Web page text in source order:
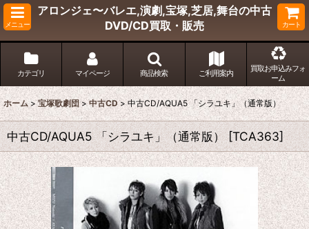
メニュー
アロンジェ〜バレエ,演劇,宝塚,芝居,舞台の中古
DVD/CD買取・販売
カート
カテゴリ マイページ 商品検索 ご利用案内
買取お申込みフォ
ーム
ホーム > 宝塚歌劇団 > 中古CD > 中古CD/AQUA5 「シラユキ」（通常版）
中古CD/AQUA5 「シラユキ」（通常版） [TCA363]